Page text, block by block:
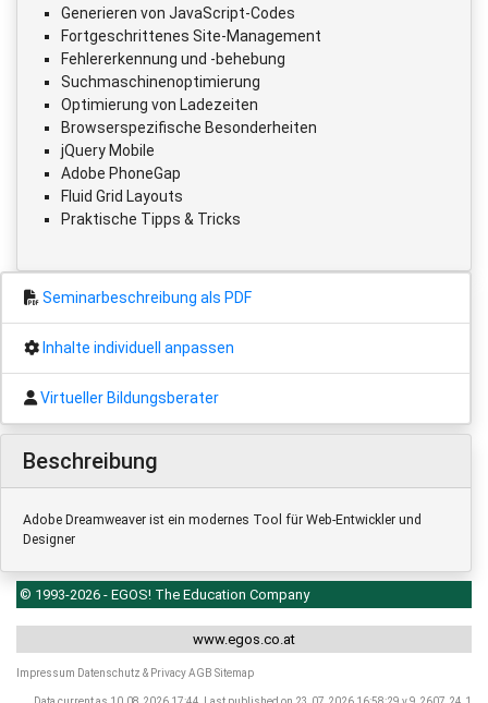
Generieren von JavaScript-Codes
Fortgeschrittenes Site-Management
Fehlererkennung und -behebung
Suchmaschinenoptimierung
Optimierung von Ladezeiten
Browserspezifische Besonderheiten
jQuery Mobile
Adobe PhoneGap
Fluid Grid Layouts
Praktische Tipps & Tricks
Seminarbeschreibung als PDF
Inhalte individuell anpassen
Virtueller Bildungsberater
Beschreibung
Adobe Dreamweaver ist ein modernes Tool für Web-Entwickler und
Designer
© 1993-2026 - EGOS! The Education Company
www.egos.co.at
Impressum Datenschutz & PrivacyAGB Sitemap